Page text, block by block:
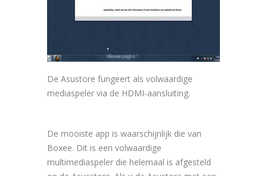
De Asustore fungeert als volwaardige
mediaspeler via de HDMI-aansluiting.
De mooiste app is waarschijnlijk die van
Boxee. Dit is een volwaardige
multimediaspeler die helemaal is afgesteld